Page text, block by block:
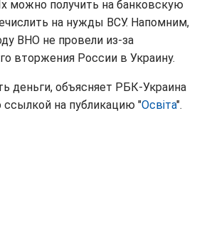
можно получить на банковскую
на нужды ВСУ. Напомним,
ВНО не провели из-за
вторжения России в Украину.
деньги, объясняет РБК-Украина
ссылкой на публикацию "Освіта".